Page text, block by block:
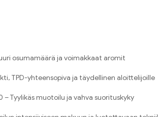
osumamäärä ja voimakkaat aromit
TPD-yhteensopiva ja täydellinen aloittelijoille
– Tyylikäs muotoilu ja vahva suorituskyky